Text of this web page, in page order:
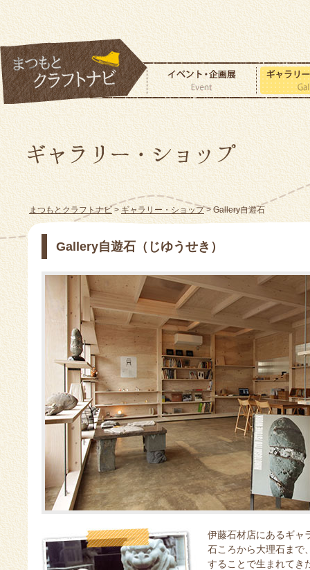
まつもとクラフトナビ>ギャラリー・ショップ> Gallery自遊石
Gallery自遊石（じゆうせき）
伊藤石材店にあるギャ
石ころから大理石まで
することで生まれてき